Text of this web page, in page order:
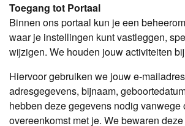
Toegang tot Portaal
Binnen ons portaal kun je een
waar je instellingen kunt vastleggen,
wijzigen. We houden jouw activiteiten
Hiervoor gebruiken we jouw e-
adresgegevens, bijnaam,
hebben deze gegevens nodig vanwege
overeenkomst met je. We bewaren